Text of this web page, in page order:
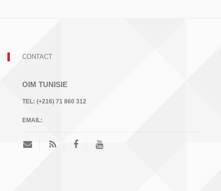
CONTACT
OIM TUNISIE
TEL: (+216) 71 860 312
EMAIL: